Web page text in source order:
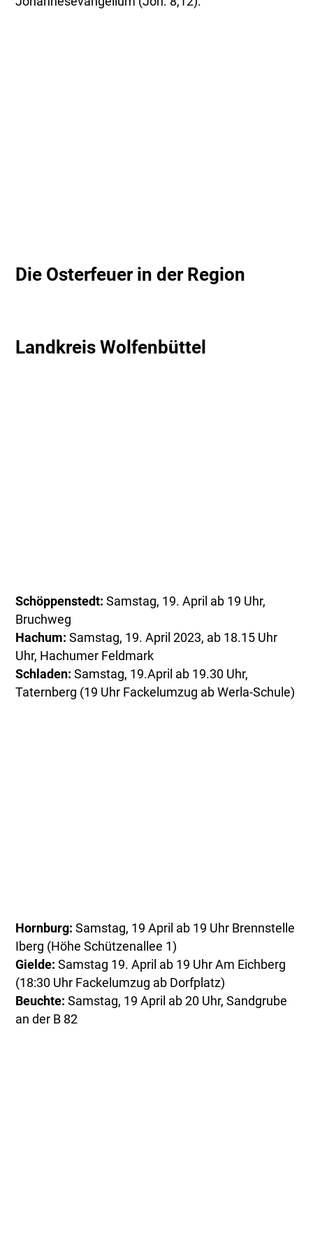
Die Osterfeuer in der Region
Landkreis Wolfenbüttel
Schöppenstedt: Samstag, 19. April ab 19 Uhr,
Bruchweg
Hachum: Samstag, 19. April 2023, ab 18.15 Uhr
Uhr, Hachumer Feldmark
Schladen: Samstag, 19.April ab 19.30 Uhr,
Taternberg (19 Uhr Fackelumzug ab Werla-Schule)
Hornburg: Samstag, 19 April ab 19 Uhr Brennstelle
Iberg (Höhe Schützenallee 1)
Gielde: Samstag 19. April ab 19 Uhr Am Eichberg
(18:30 Uhr Fackelumzug ab Dorfplatz)
Beuchte: Samstag, 19 April ab 20 Uhr, Sandgrube
an der B 82